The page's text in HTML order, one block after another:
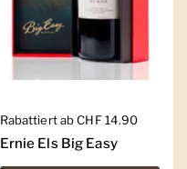
Regulärer Preis
Rabattiert ab CHF 14.90
Ernie Els Big Easy